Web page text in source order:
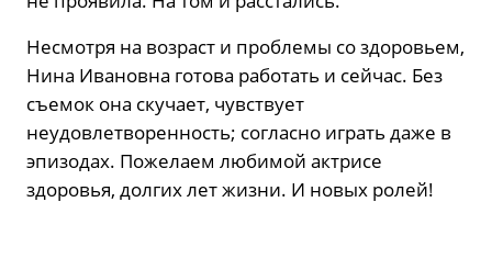
Несмотря на возраст и проблемы со здоровьем,
Нина Ивановна готова работать и сейчас. Без
съемок она скучает, чувствует
неудовлетворенность; согласно играть даже в
эпизодах. Пожелаем любимой актрисе
здоровья, долгих лет жизни. И новых ролей!